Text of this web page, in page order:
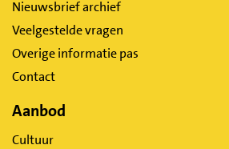
Nieuwsbrief archief
Veelgestelde vragen
Overige informatie pas
Contact
Aanbod
Cultuur